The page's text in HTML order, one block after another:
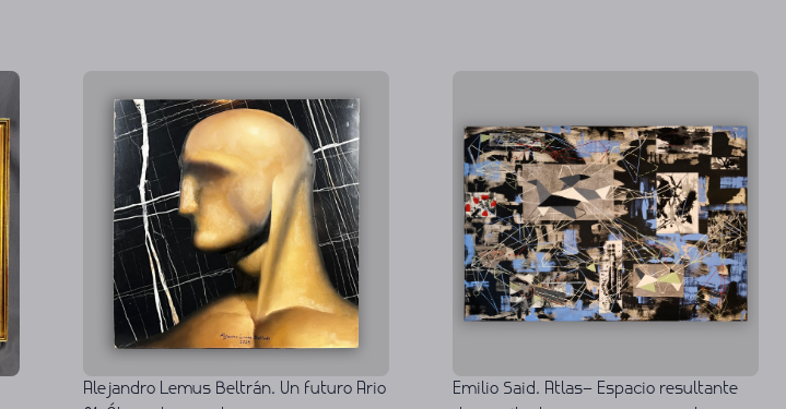
Alejandro Lemus Beltrán. Un futuro Ario
Emilio Said. Atlas– Espacio resultante